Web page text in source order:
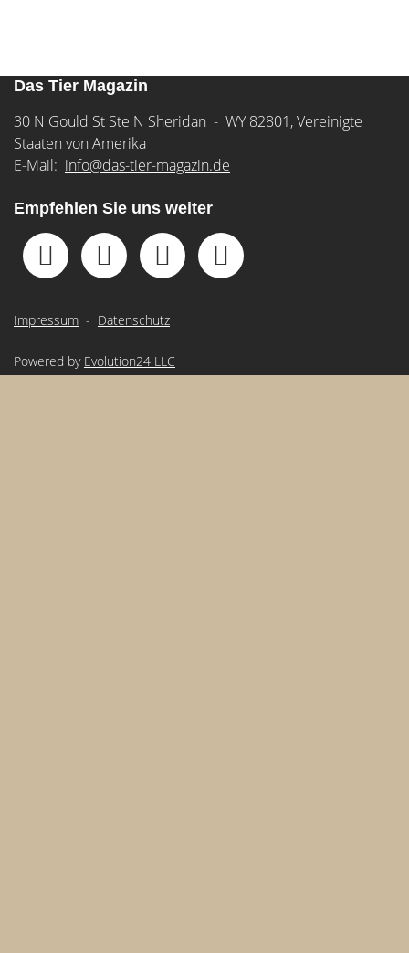
Das Tier Magazin
30 N Gould St Ste N Sheridan - WY 82801, Vereinigte
Staaten von Amerika
E-Mail: info@das-tier-magazin.de
Empfehlen Sie uns weiter
Impressum - Datenschutz
Powered by Evolution24 LLC